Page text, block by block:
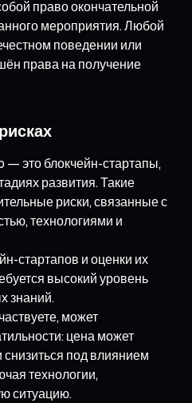
право окончательной
мероприятия. Любой
поведении или
права на получение
это блокчейн-стартапы,
развития. Такие
риски, связанные с
технологиями и
стартапов и оценки их
высокий уровень
знаний.
может
цена может
под влиянием
технологии,
ситуацию.